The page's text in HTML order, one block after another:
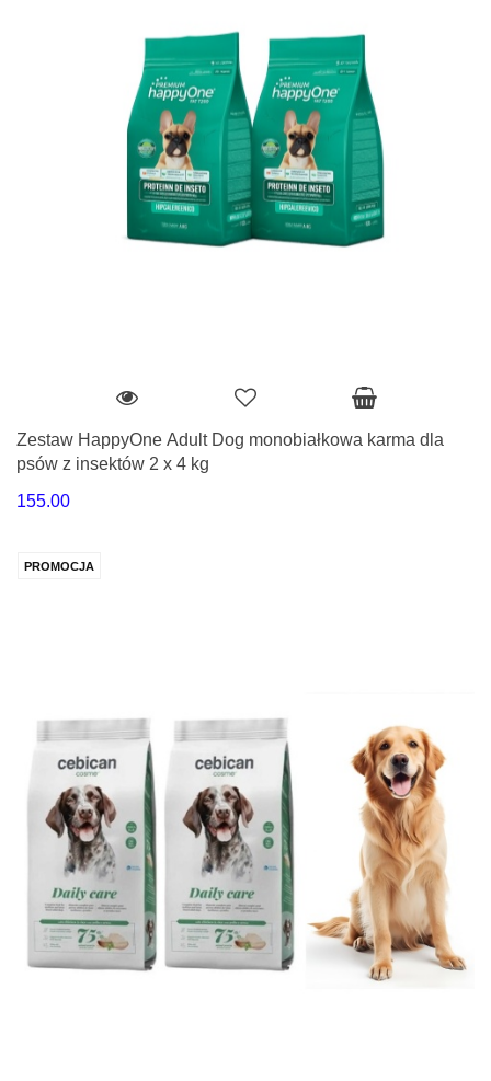
Zestaw HappyOne Adult Dog monobiałkowa karma dla
psów z insektów 2 x 4 kg
155.00
PROMOCJA